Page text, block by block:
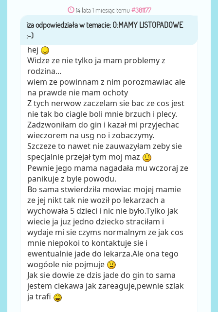
14 lata 1 miesiąc temu #381177
przez iza
hej
Widze ze nie tylko ja mam problemy z
rodzina...
wiem ze powinnam z nim porozmawiac ale
na prawde nie mam ochoty
Z tych nerwow zaczelam sie bac ze cos jest
nie tak bo ciagle boli mnie brzuch i plecy.
Zadzwoniłam do gin i kazał mi przyjechac
wieczorem na usg no i zobaczymy.
Szczeze to nawet nie zauwazyłam zeby sie
specjalnie przejał tym moj maz
Pewnie jego mama nagadała mu wczoraj ze
panikuje z byle powodu.
Bo sama stwierdziła mowiac mojej mamie
ze jej nikt tak nie woził po lekarzach a
wychowała 5 dzieci i nic nie było.Tylko jak
wiecie ja juz jedno dziecko straciłam i
wydaje mi sie czyms normalnym ze jak cos
mnie niepokoi to kontaktuje sie i
ewentualnie jade do lekarza.Ale ona tego
wogóole nie pojmuje
Jak sie dowie ze dzis jade do gin to sama
jestem ciekawa jak zareaguje,pewnie szlak
ja trafi